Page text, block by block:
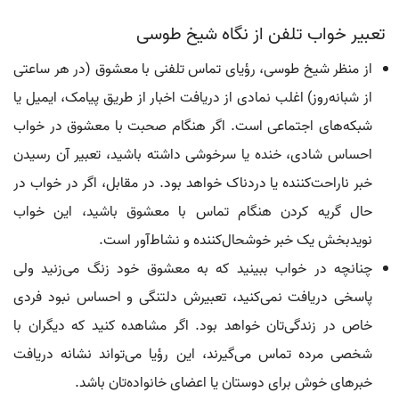
تعبیر خواب تلفن از نگاه شیخ طوسی
از منظر شیخ طوسی، رؤیای تماس تلفنی با معشوق (در هر ساعتی
از شبانه‌روز) اغلب نمادی از دریافت اخبار از طریق پیامک، ایمیل یا
شبکه‌های اجتماعی است. اگر هنگام صحبت با معشوق در خواب
احساس شادی، خنده یا سرخوشی داشته باشید، تعبیر آن رسیدن
خبر ناراحت‌کننده یا دردناک خواهد بود. در مقابل، اگر در خواب در
حال گریه کردن هنگام تماس با معشوق باشید، این خواب
نویدبخش یک خبر خوشحال‌کننده و نشاط‌آور است.
چنانچه در خواب ببینید که به معشوق خود زنگ می‌زنید ولی
پاسخی دریافت نمی‌کنید، تعبیرش دلتنگی و احساس نبود فردی
خاص در زندگی‌تان خواهد بود. اگر مشاهده کنید که دیگران با
شخصی مرده تماس می‌گیرند، این رؤیا می‌تواند نشانه دریافت
خبرهای خوش برای دوستان یا اعضای خانواده‌تان باشد.